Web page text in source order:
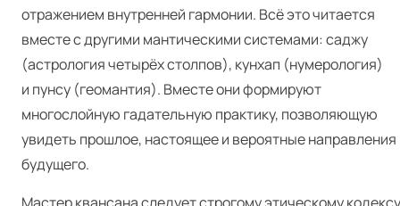
отражением внутренней гармонии. Всё это читается
вместе с другими мантическими системами: саджу
(астрология четырёх столпов), кунхап (нумерология)
и пунсу (геомантия). Вместе они формируют
многослойную гадательную практику, позволяющую
увидеть прошлое, настоящее и вероятные направления
будущего.